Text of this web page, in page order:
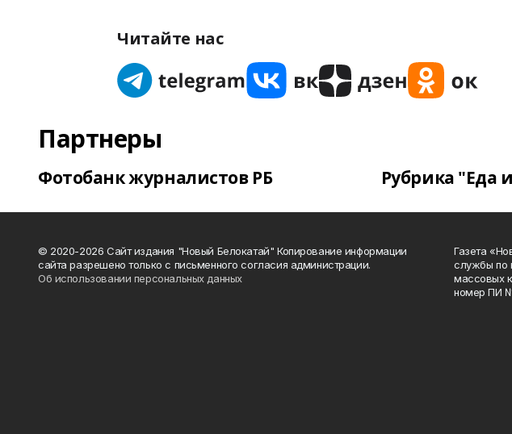
Читайте нас
Партнеры
Фотобанк журналистов РБ Рубрика "Еда
© 2020-2026 Сайт издания "Новый Белокатай" Копирование информации
сайта разрешено только с письменного согласия администрации.
Об использовании персональных данных
Газета
службы по
массовых
номер ПИ №